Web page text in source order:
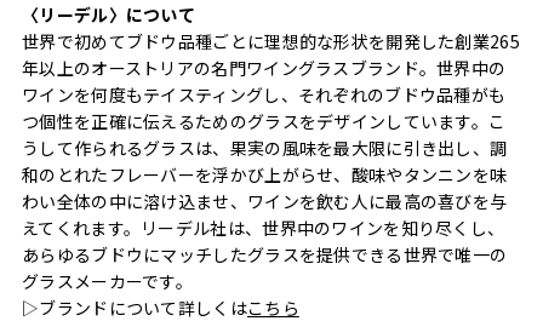
〈リーデル〉について
世界で初めてブドウ品種ごとに理想的な形状を開発した創業265
年以上のオーストリアの名門ワイングラスブランド。世界中の
ワインを何度もテイスティングし、それぞれのブドウ品種がも
つ個性を正確に伝えるためのグラスをデザインしています。こ
うして作られるグラスは、果実の風味を最大限に引き出し、調
和のとれたフレーバーを浮かび上がらせ、酸味やタンニンを味
わい全体の中に溶け込ませ、ワインを飲む人に最高の喜びを与
えてくれます。リーデル社は、世界中のワインを知り尽くし、
あらゆるブドウにマッチしたグラスを提供できる世界で唯一の
グラスメーカーです。
▷ブランドについて詳しくはこちら